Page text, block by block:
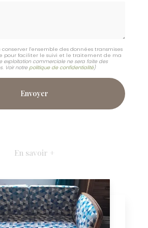
conserver l'ensemble des données transmises
pour faciliter le suivi et le traitement de ma
exploitation commerciale ne sera faite des
Voir notre politique de confidentialité)
En savoir +